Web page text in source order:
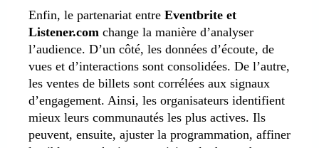
Enfin, le partenariat entre Eventbrite et
Listener.com change la manière d’analyser
l’audience. D’un côté, les données d’écoute, de
vues et d’interactions sont consolidées. De l’autre,
les ventes de billets sont corrélées aux signaux
d’engagement. Ainsi, les organisateurs identifient
mieux leurs communautés les plus actives. Ils
peuvent, ensuite, ajuster la programmation, affiner